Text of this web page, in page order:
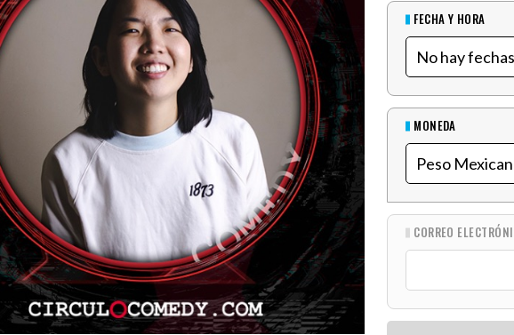
FECHA Y HORA
MONEDA
CORREO